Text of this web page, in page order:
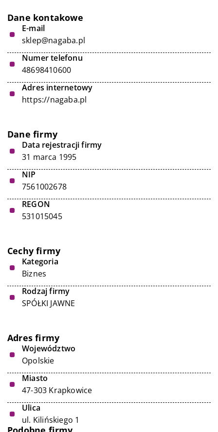
Dane kontakowe
E-mail
sklep@nagaba.pl
Numer telefonu
48698410600
Adres internetowy
https://nagaba.pl
Dane firmy
Data rejestracji firmy
31 marca 1995
NIP
7561002678
REGON
531015045
Cechy firmy
Kategoria
Biznes
Rodzaj firmy
SPÓŁKI JAWNE
Adres firmy
Województwo
Opolskie
Miasto
47-303 Krapkowice
Ulica
ul. Kilińskiego 1